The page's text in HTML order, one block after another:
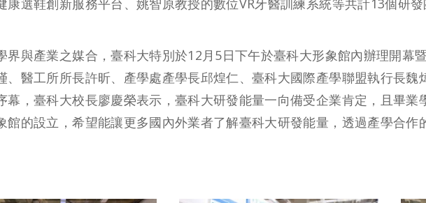
康選鞋創新服務平台、姚智原教授的數位VR牙醫訓練系統等共計13個研發
界與產業之媒合，臺科大特別於12月5日下午於臺科大形象館內辦理開幕
、醫工所所長許昕、產學處產學長邱煌仁、臺科大國際產學聯盟執行長魏
幕，臺科大校長廖慶榮表示，臺科大研發能量一向備受企業肯定，且畢業
館的設立，希望能讓更多國內外業者了解臺科大研發能量，透過產學合作